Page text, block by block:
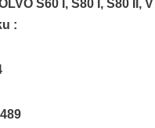
S60 I, S80 I, S80 II,
: